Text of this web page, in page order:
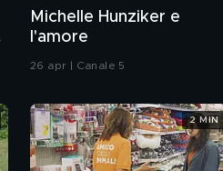
Michelle Hunziker e
l'amore
26 apr | Canale 5
2 MIN